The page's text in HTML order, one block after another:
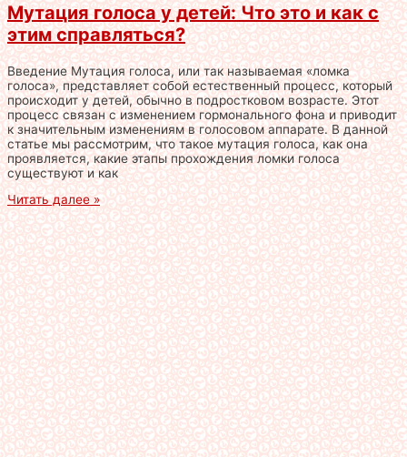
Мутация голоса у детей: Что это и как с
этим справляться?
Введение Мутация голоса, или так называемая «ломка
голоса», представляет собой естественный процесс, который
происходит у детей, обычно в подростковом возрасте. Этот
процесс связан с изменением гормонального фона и приводит
к значительным изменениям в голосовом аппарате. В данной
статье мы рассмотрим, что такое мутация голоса, как она
проявляется, какие этапы прохождения ломки голоса
существуют и как
Читать далее »